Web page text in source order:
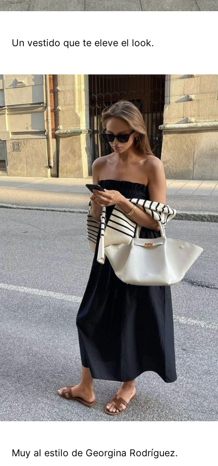
Un vestido que te eleve el look.
Muy al estilo de Georgina Rodríguez.